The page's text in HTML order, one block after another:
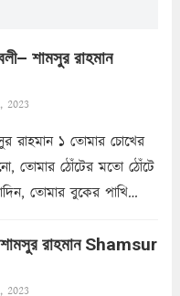
শামসুর রাহমান
2023
রাহমান ১ তোমার চোখের
তোমার ঠোঁটের মতো ঠোঁটে
তোমার বুকের পাখি
ক্লান্তির প্রহরে? মুছে
রাহমান Shamsur
2023